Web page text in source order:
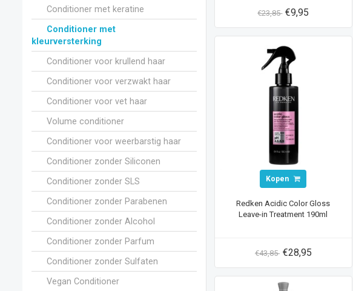
Conditioner met keratine
Conditioner met
kleurversterking
Conditioner voor krullend haar
Conditioner voor verzwakt haar
Conditioner voor vet haar
Volume conditioner
Conditioner voor weerbarstig haar
Conditioner zonder Siliconen
Conditioner zonder SLS
Conditioner zonder Parabenen
Conditioner zonder Alcohol
Conditioner zonder Parfum
Conditioner zonder Sulfaten
Vegan Conditioner
€23,85 €9,95
Kopen
Redken Acidic Color Gloss
Leave-in Treatment 190ml
€43,85 €28,95